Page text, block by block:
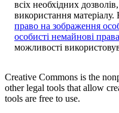
всіх необхідних
використання
право на зображення
особисті немайнові права
можливості
Creative Commons is the
other legal tools that allow
tools are free to use.